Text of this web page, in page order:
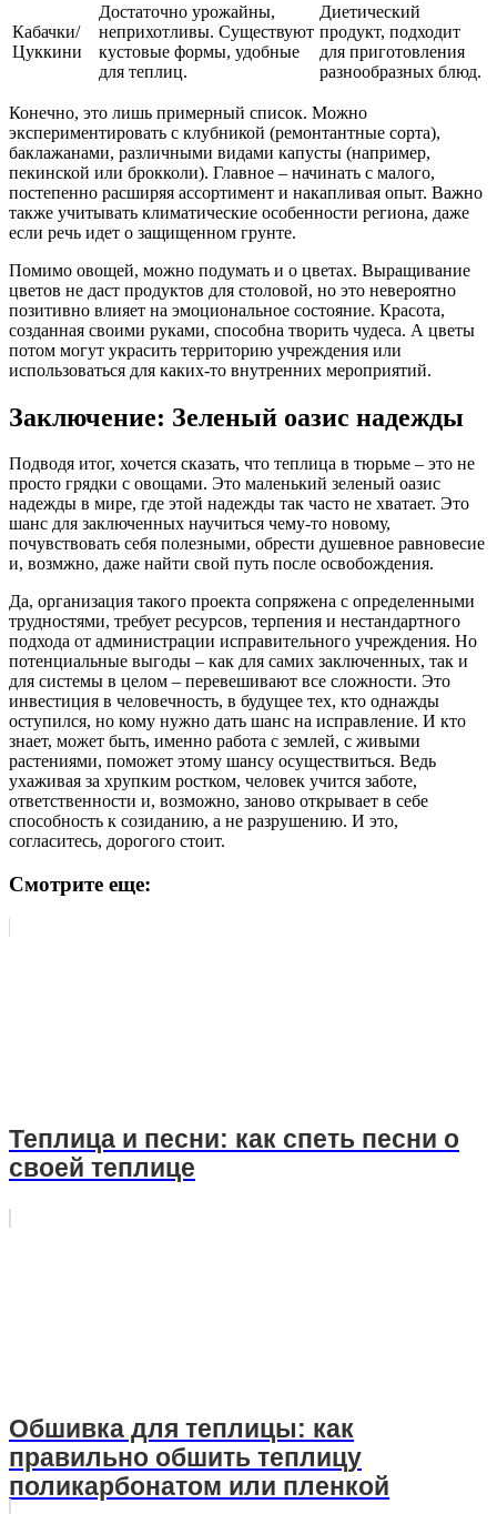
Кабачки/
Цуккини
Достаточно урожайны,
неприхотливы. Существуют
кустовые формы, удобные
для теплиц.
Диетический
продукт, подходит
для приготовления
разнообразных блюд.
Конечно, это лишь примерный список. Можно
экспериментировать с клубникой (ремонтантные сорта),
баклажанами, различными видами капусты (например,
пекинской или брокколи). Главное – начинать с малого,
постепенно расширяя ассортимент и накапливая опыт. Важно
также учитывать климатические особенности региона, даже
если речь идет о защищенном грунте.
Помимо овощей, можно подумать и о цветах. Выращивание
цветов не даст продуктов для столовой, но это невероятно
позитивно влияет на эмоциональное состояние. Красота,
созданная своими руками, способна творить чудеса. А цветы
потом могут украсить территорию учреждения или
использоваться для каких-то внутренних мероприятий.
Заключение: Зеленый оазис надежды
Подводя итог, хочется сказать, что теплица в тюрьме – это не
просто грядки с овощами. Это маленький зеленый оазис
надежды в мире, где этой надежды так часто не хватает. Это
шанс для заключенных научиться чему-то новому,
почувствовать себя полезными, обрести душевное равновесие
и, возмжно, даже найти свой путь после освобождения.
Да, организация такого проекта сопряжена с определенными
трудностями, требует ресурсов, терпения и нестандартного
подхода от администрации исправительного учреждения. Но
потенциальные выгоды – как для самих заключенных, так и
для системы в целом – перевешивают все сложности. Это
инвестиция в человечность, в будущее тех, кто однажды
оступился, но кому нужно дать шанс на исправление. И кто
знает, может быть, именно работа с землей, с живыми
растениями, поможет этому шансу осуществиться. Ведь
ухаживая за хрупким ростком, человек учится заботе,
ответственности и, возможно, заново открывает в себе
способность к созиданию, а не разрушению. И это,
согласитесь, дорогого стоит.
Смотрите еще:
Теплица и песни: как спеть песни о
своей теплице
Обшивка для теплицы: как
правильно обшить теплицу
поликарбонатом или пленкой